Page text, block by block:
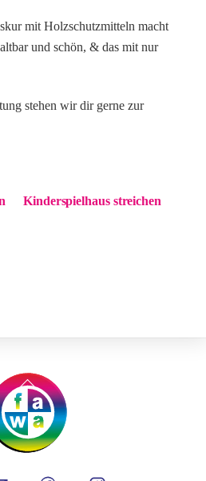
mit Holzschutzmitteln macht
und schön, & das mit nur
stehen wir dir gerne zur
Kinderspielhaus streichen
Back
To
Top